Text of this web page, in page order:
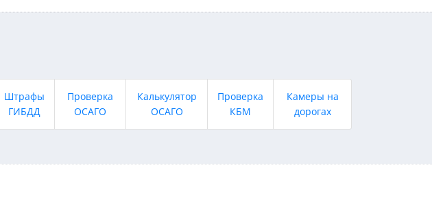
Штрафы
ГИБДД
Проверка
ОСАГО
Калькулятор
ОСАГО
Проверка
КБМ
Камеры на
дорогах